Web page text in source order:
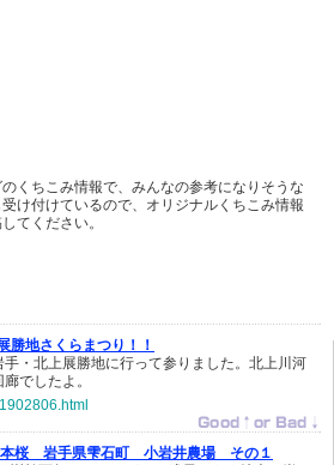
くちこみ情報で、みんなの参考になりそうな
け付けているので、オリジナルくちこみ情報
てください。
勝地さくらまつり！！
・北上展勝地に行って参りました。北上川河
でしたよ。
桜 岩手県雫石町 小岩井農場 その１